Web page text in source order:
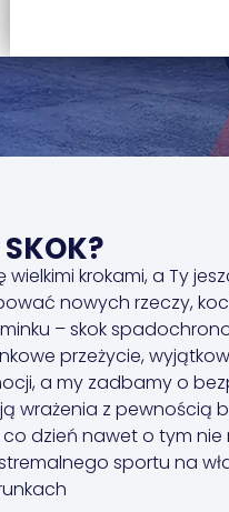
wielkimi krokami, a Ty
nowych rzeczy,
– skok
przeżycie,
a my zadbamy o
wrażenia z pewnością
dzień nawet o tym nie
sportu na